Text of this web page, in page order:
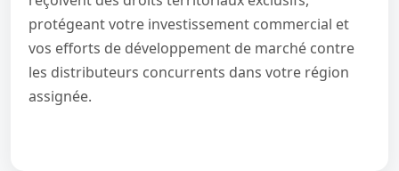
protégeant votre investissement commercial et
vos efforts de développement de marché contre
les distributeurs concurrents dans votre région
assignée.